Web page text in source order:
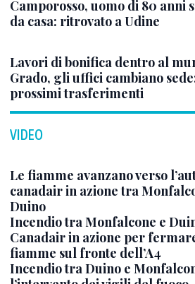
Camporosso, uomo di 80 anni
da casa: ritrovato a Udine
Lavori di bonifica dentro al
Grado, gli uffici cambiano
prossimi trasferimenti
VIDEO
Le fiamme avanzano verso
canadair in azione tra
Duino
Incendio tra Monfalcone e
Canadair in azione per
fiamme sul fronte dell’A4
Incendio tra Duino e